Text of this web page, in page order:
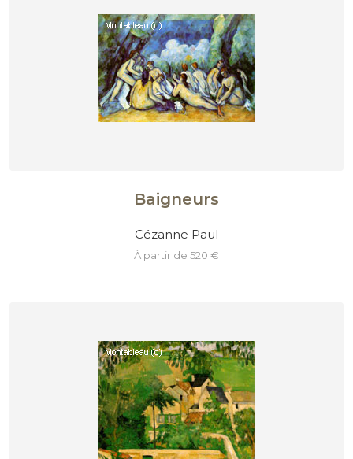
Baigneurs
Cézanne Paul
à partir de 520 €